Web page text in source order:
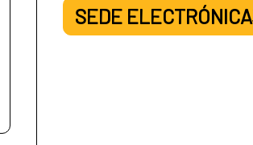
SEDE ELECTRÓNICA